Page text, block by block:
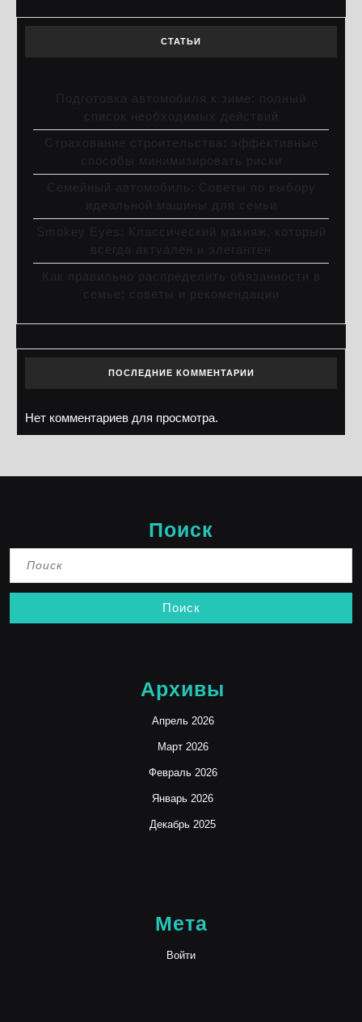
СТАТЬИ
Подготовка автомобиля к зиме: полный
список необходимых действий
Страхование строительства: эффективные
способы минимизировать риски
Семейный автомобиль: Советы по выбору
идеальной машины для семьи
Smokey Eyes: Классический макияж, который
всегда актуален и элегантен
Как правильно распределить обязанности в
семье: советы и рекомендации
ПОСЛЕДНИЕ КОММЕНТАРИИ
Нет комментариев для просмотра.
Поиск
Архивы
Апрель 2026
Март 2026
Февраль 2026
Январь 2026
Декабрь 2025
Мета
Войти